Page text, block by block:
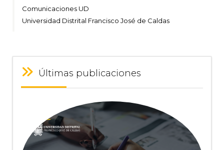
Comunicaciones UD
Universidad Distrital Francisco José de Caldas
Últimas publicaciones